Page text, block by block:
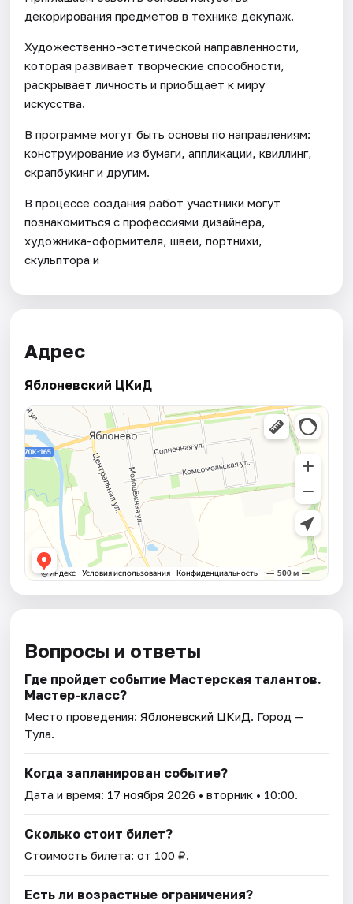
декорирования предметов в технике декупаж.
Художественно-эстетической направленности,
которая развивает творческие способности,
раскрывает личность и приобщает к миру
искусства.
В программе могут быть основы по направлениям:
конструирование из бумаги, аппликации, квиллинг,
скрапбукинг и другим.
В процессе создания работ участники могут
познакомиться с профессиями дизайнера,
художника-оформителя, швеи, портнихи,
скульптора и
Адрес
Яблоневский ЦКиД
Вопросы и ответы
Где пройдет событие Мастерская талантов.
Мастер-класс?
Место проведения:Яблоневский ЦКиД. Город —
Тула.
Когда запланирован событие?
Дата и время: 17 ноября 2026 • вторник • 10:00.
Сколько стоит билет?
Стоимость билета: от 100 ₽.
Есть ли возрастные ограничения?